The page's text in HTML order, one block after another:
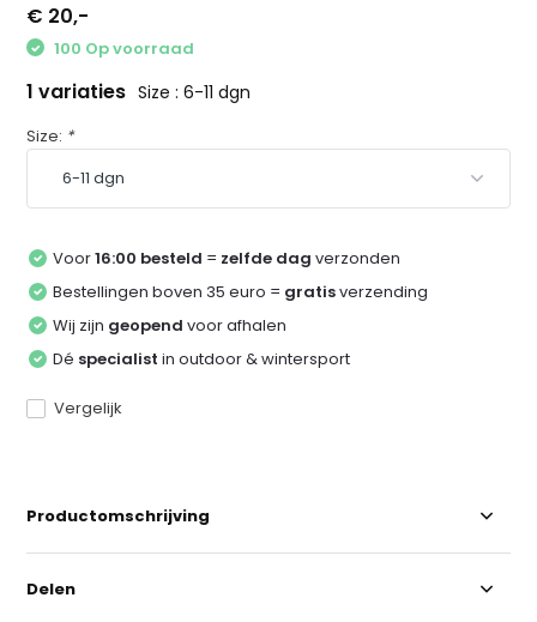
€ 20,-
100 Op voorraad
1 variaties Size : 6-11 dgn
Size: *
Voor16:00 besteld = zelfde dag verzonden
Bestellingen boven 35 euro = gratisverzending
Wij zijn geopend voor afhalen
Dé specialist in outdoor & wintersport
Vergelijk
Productomschrijving
Delen